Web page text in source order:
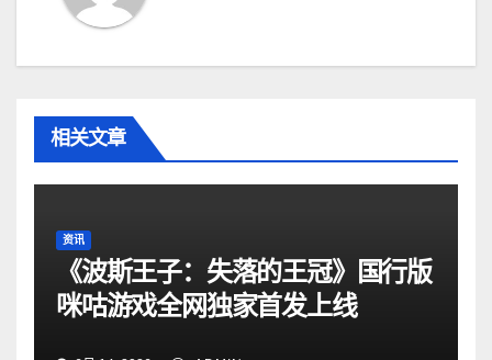
相关文章
资讯
《波斯王子：失落的王冠》国行版
咪咕游戏全网独家首发上线